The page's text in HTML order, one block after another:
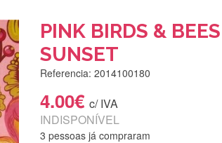
PINK BIRDS &
SUNSET
Referencia: 2014100180
4.00€ c/ IVA
INDISPONÍVEL
3 pessoas já compraram